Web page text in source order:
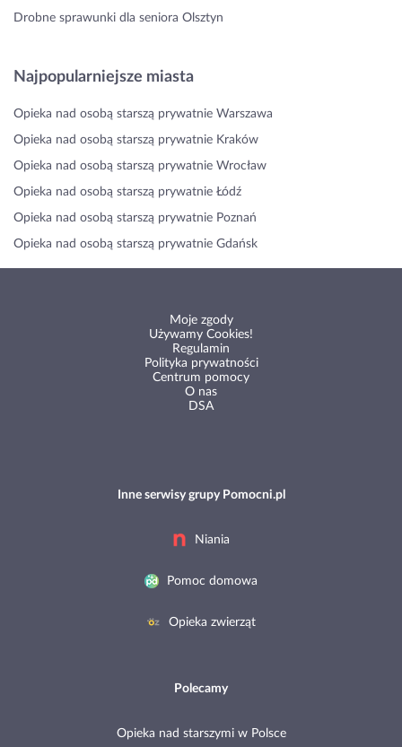
Drobne sprawunki dla seniora Olsztyn
Najpopularniejsze miasta
Opieka nad osobą starszą prywatnie Warszawa
Opieka nad osobą starszą prywatnie Kraków
Opieka nad osobą starszą prywatnie Wrocław
Opieka nad osobą starszą prywatnie Łódź
Opieka nad osobą starszą prywatnie Poznań
Opieka nad osobą starszą prywatnie Gdańsk
Moje zgody
Używamy Cookies!
Regulamin
Polityka prywatności
Centrum pomocy
O nas
DSA
Inne serwisy grupy Pomocni.pl
Niania
Pomoc domowa
Opieka zwierząt
Polecamy
Opieka nad starszymi w Polsce